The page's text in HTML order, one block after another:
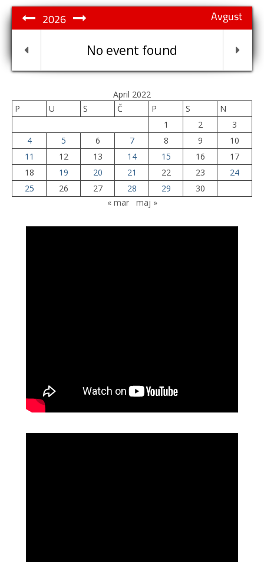
Avgust
2026
No event found
April 2022
P
U S Č P S
N
1
2
3
4
5 6 7 8 9
10
11
12 13 14 15 16
17
18
19 20 21 22 23
24
25
26 27 28 29
30
« mar
maj »